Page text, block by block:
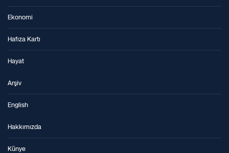
Ekonomi
Hafıza Kartı
Hayat
Arşiv
English
Hakkımızda
Künye